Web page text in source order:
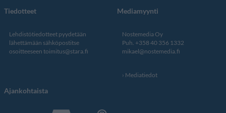
Tiedotteet
Lehdistötiedotteet pyydetään
lähettämään sähköpostitse
osoitteeseen toimitus@stara.fi
Mediamyynti
Nostemedia Oy
Puh. +358 40 356 1332
mikael@nostemedia.fi
Mediatiedot
Ajankohtaista